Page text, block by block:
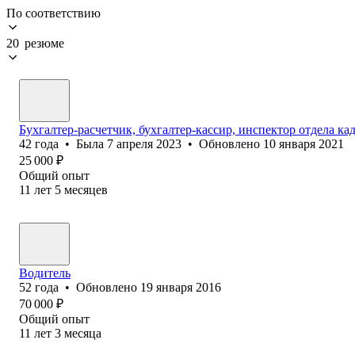
По соответствию
20 резюме
Бухгалтер-расчетчик, бухгалтер-кассир, инспектор отдела
42 года • Была 7 апреля 2023 • Обновлено 10 января 2021
25 000 ₽
Общий опыт
11 лет 5 месяцев
Водитель
52 года • Обновлено 19 января 2016
70 000 ₽
Общий опыт
11 лет 3 месяца